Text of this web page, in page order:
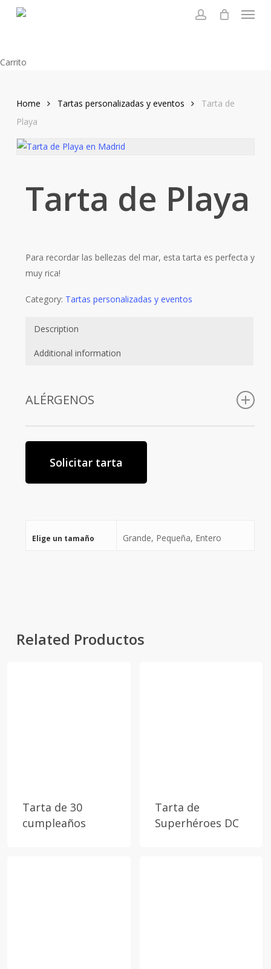
Menu
Carrito
Home Tartas personalizadas y eventos
Tarta de
Playa
Tarta de Playa
Para recordar las bellezas del mar, esta tarta es perfecta y
muy rica!
Category: Tartas personalizadas y eventos
Description
Additional information
ALÉRGENOS
Solicitar tarta
Elige un tamaño Grande, Pequeña, Entero
Related Productos
Tarta de 30
cumpleaños
Tarta de
Superhéroes DC